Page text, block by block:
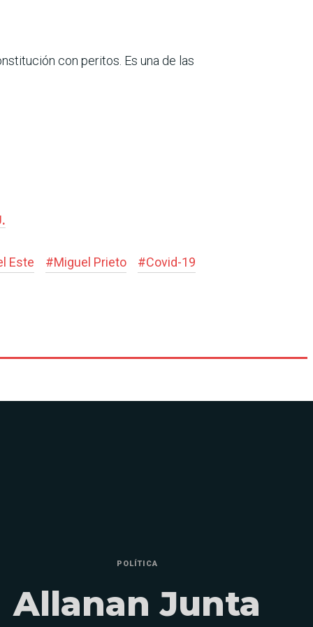
con peritos. Es una de las
Este #Miguel Prieto #Covid-19
POLÍTICA
Allanan Junta